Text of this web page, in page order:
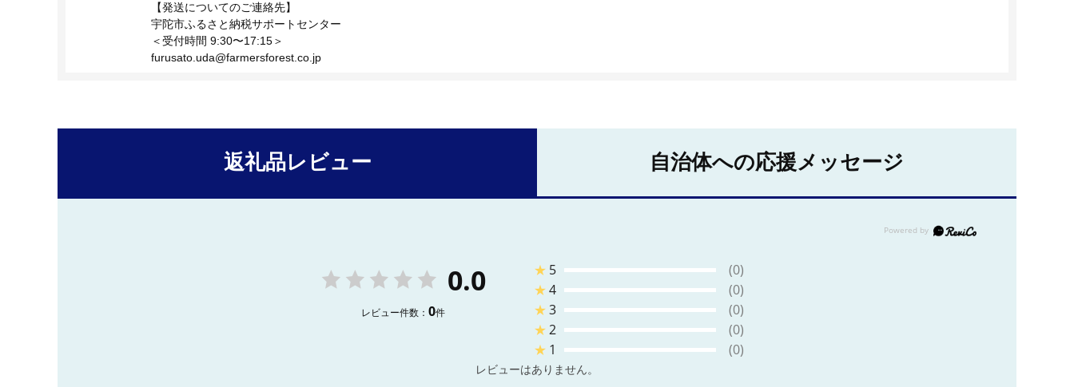
【発送についてのご連絡先】
宇陀市ふるさと納税サポートセンター
＜受付時間 9:30〜17:15＞
furusato.uda@farmersforest.co.jp
返礼品レビュー 自治体への応援メッセージ
0.0
レビュー件数： 0件
★ 5
(0)
★4
(0)
★3
(0)
★2
(0)
★ 1 (0)
レビューはありません。